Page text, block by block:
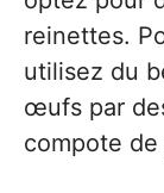
reinettes.
utilisez du
œufs par
compote